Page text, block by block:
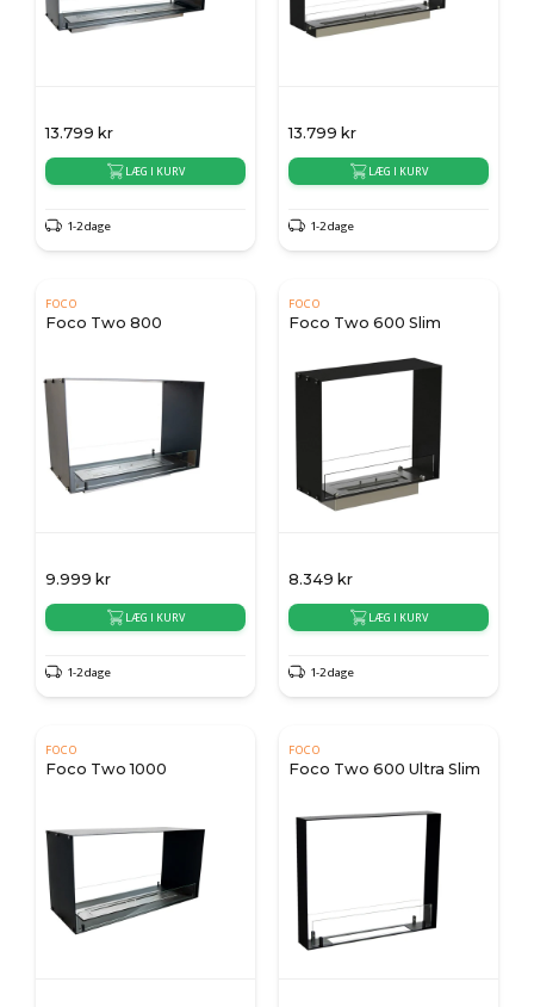
13.799 kr
LÆG I KURV
1-2 dage
13.799 kr
LÆG I KURV
1-2 dage
FOCO
Foco Two 800
9.999 kr
LÆG I KURV
1-2 dage
FOCO
Foco Two 600 Slim
8.349 kr
LÆG I KURV
1-2 dage
FOCO
Foco Two 1000
FOCO
Foco Two 600 Ultra Slim